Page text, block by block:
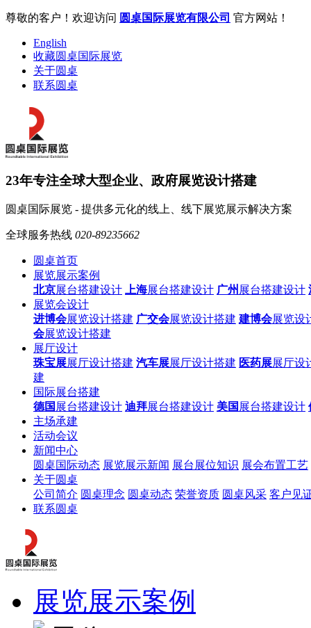
尊敬的客户！欢迎访问 圆桌国际展览有限公司 官方网站！
English
收藏圆桌国际展览
关于圆桌
联系圆桌
23年专注全球大型企业、政府展览设计搭建
圆桌国际展览 - 提供多元化的线上、线下展览展示解决方案
全球服务热线 020-89235662
圆桌首页
展览展示案例
北京展台搭建设计 上海展台搭建设计 广州 展台搭建设计
展览会设计
进博会展览设计搭建 广交会展览设计搭建 建博会展览设
会展览设计搭建
展厅设计
珠宝展展厅设计搭建 汽车展展厅设计搭建 医药展展厅设
建
国际展台搭建
德国 展台搭建设计 迪拜展台搭建设计 美国 展台搭建设计
主场承建
活动会议
新闻中心
圆桌国际动态 展览展示新闻 展台展位知识 展会布置工艺
关于圆桌
公司简介 圆桌理念 圆桌动态 荣誉资质 圆桌风采 客户见
联系圆桌
展览展示案例